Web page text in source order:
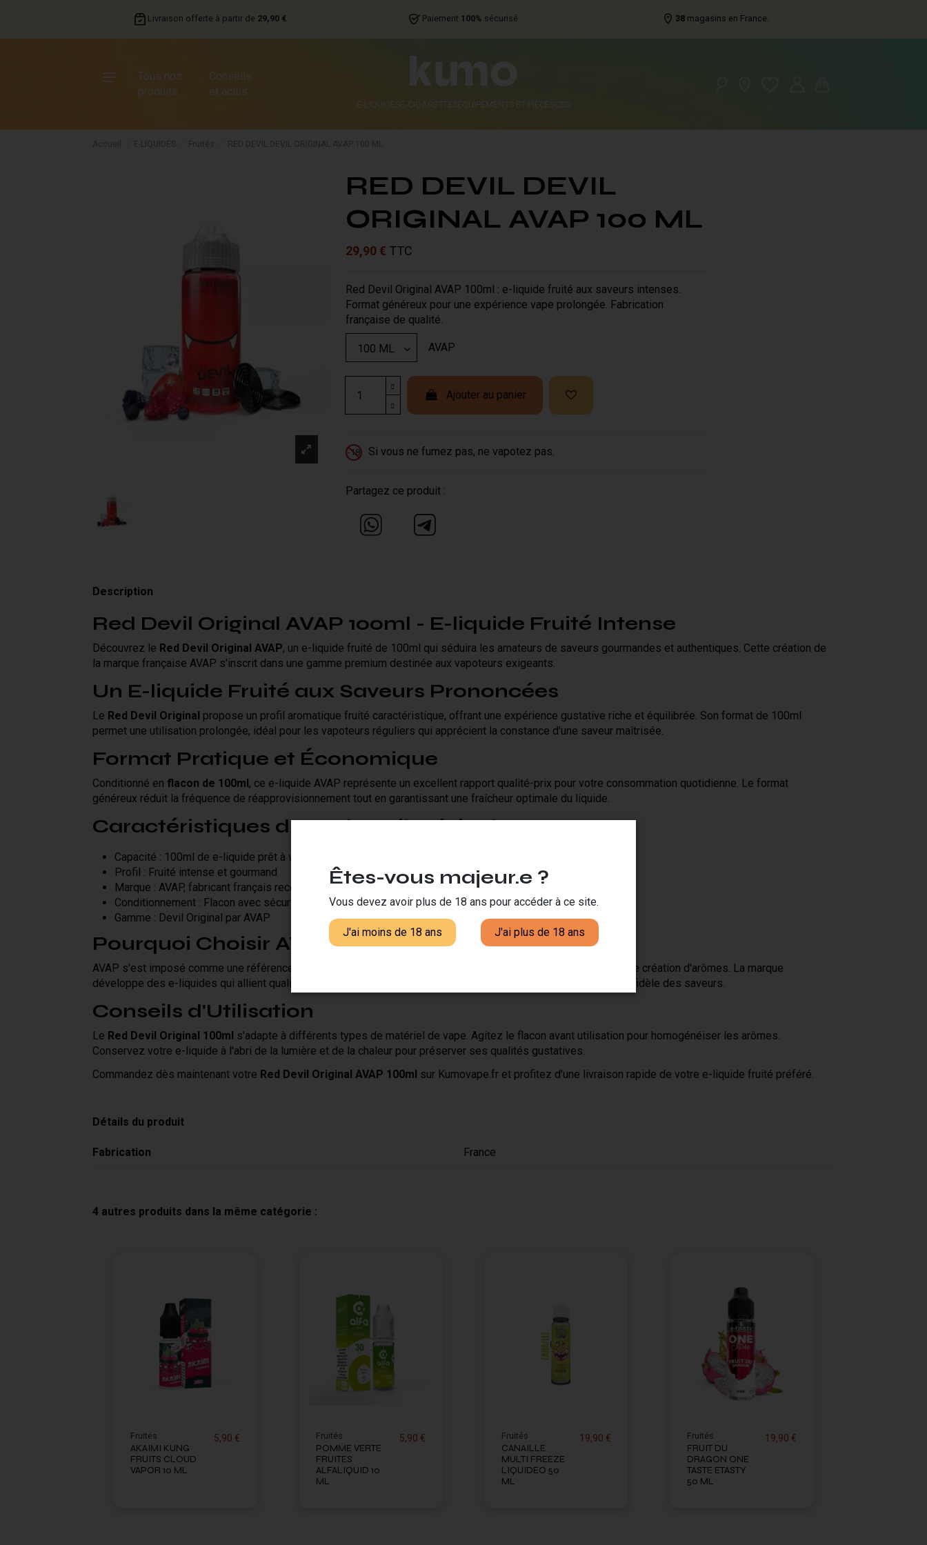
Livraison offerte à partir de 29,90 € Paiement 100% sécurisé 38 magasins en France.
Tous nos
produits
Conseils
et actus
E-LIQUIDESE-CIGARETTES ÉQUIPEMENTS ET PIÈCES CBD
RED DEVIL DEVIL
ORIGINAL AVAP 100 ML
29,90 € TTC
Red Devil Original AVAP 100ml : e-liquide fruité aux saveurs intenses.
Format généreux pour une expérience vape prolongée. Fabrication
française de qualité.
AVAP
Ajouter au panier
-18 Si vous ne fumez pas, ne vapotez pas.
Partagez ce produit :
Description
Red Devil Original AVAP 100ml - E-liquide Fruité Intense
Découvrez le Red Devil Original AVAP, un e-liquide fruité de 100ml qui séduira les amateurs de saveurs gourmandes et authentiques. Cette création de
la marque française AVAP s'inscrit dans une gamme premium destinée aux vapoteurs exigeants.
Un E-liquide Fruité aux Saveurs Prononcées
Le Red Devil Original propose un profil aromatique fruité caractéristique, offrant une expérience gustative riche et équilibrée. Son format de 100ml
permet une utilisation prolongée, idéal pour les vapoteurs réguliers qui apprécient la constance d'une saveur maîtrisée.
Format Pratique et Économique
Conditionné en flacon de 100ml, ce e-liquide AVAP représente un excellent rapport qualité-prix pour votre consommation quotidienne. Le format
généreux réduit la fréquence de réapprovisionnement tout en garantissant une fraîcheur optimale du liquide.
Caractéristiques du Red Devil Original AVAP
Capacité : 100ml de e-liquide prêt à vaper
Profil : Fruité intense et gourmand
Marque : AVAP, fabricant français reconnu
Conditionnement : Flacon avec sécurité enfant
Gamme : Devil Original par AVAP
Pourquoi Choisir AVAP ?
AVAP s'est imposé comme une référence dans l'univers de la vape française grâce à son expertise en matière de création d'arômes. La marque
développe des e-liquides qui allient qualité des ingrédients et précision des dosages pour offrir une restitution fidèle des saveurs.
Conseils d'Utilisation
Le Red Devil Original 100ml s'adapte à différents types de matériel de vape. Agitez le flacon avant utilisation pour homogénéiser les arômes.
Conservez votre e-liquide à l'abri de la lumière et de la chaleur pour préserver ses qualités gustatives.
Commandez dès maintenant votre Red Devil Original AVAP 100ml sur Kumovape.fr et profitez d'une livraison rapide de votre e-liquide fruité préféré.
Détails du produit
Fabrication France
4 autres produits dans la même catégorie :
Fruités
AKAIMI KUNG
FRUITS CLOUD
VAPOR 10 ML
5,90 € Fruités
POMME VERTE
FRUITES
ALFALIQUID 10
ML
5,90 € Fruités
CANAILLE
MULTI FREEZE
LIQUIDEO 50
ML
19,90 € Fruités
FRUIT DU
DRAGON ONE
TASTE ETASTY
50 ML
19,90 €
Êtes-vous majeur.e ?
Vous devez avoir plus de 18 ans pour accéder à ce site.
J'ai moins de 18 ans J'ai plus de 18 ans